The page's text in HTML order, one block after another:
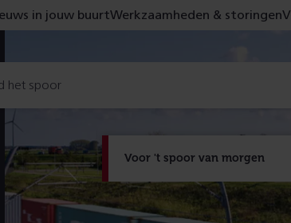
Voor 't spoor van morgen
Met de
we zien wat
in jouw buurtWerkzaamheden & storingen
het spoor